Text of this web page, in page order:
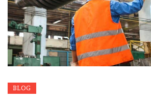
BLOG